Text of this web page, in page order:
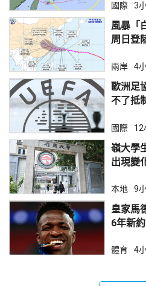
國際 3
風暴「
周日登
兩岸 4
歐洲足
不了抵
國際 12
嶺大學生會解
出現變
本地 9
皇家馬
6年新約
體育 4